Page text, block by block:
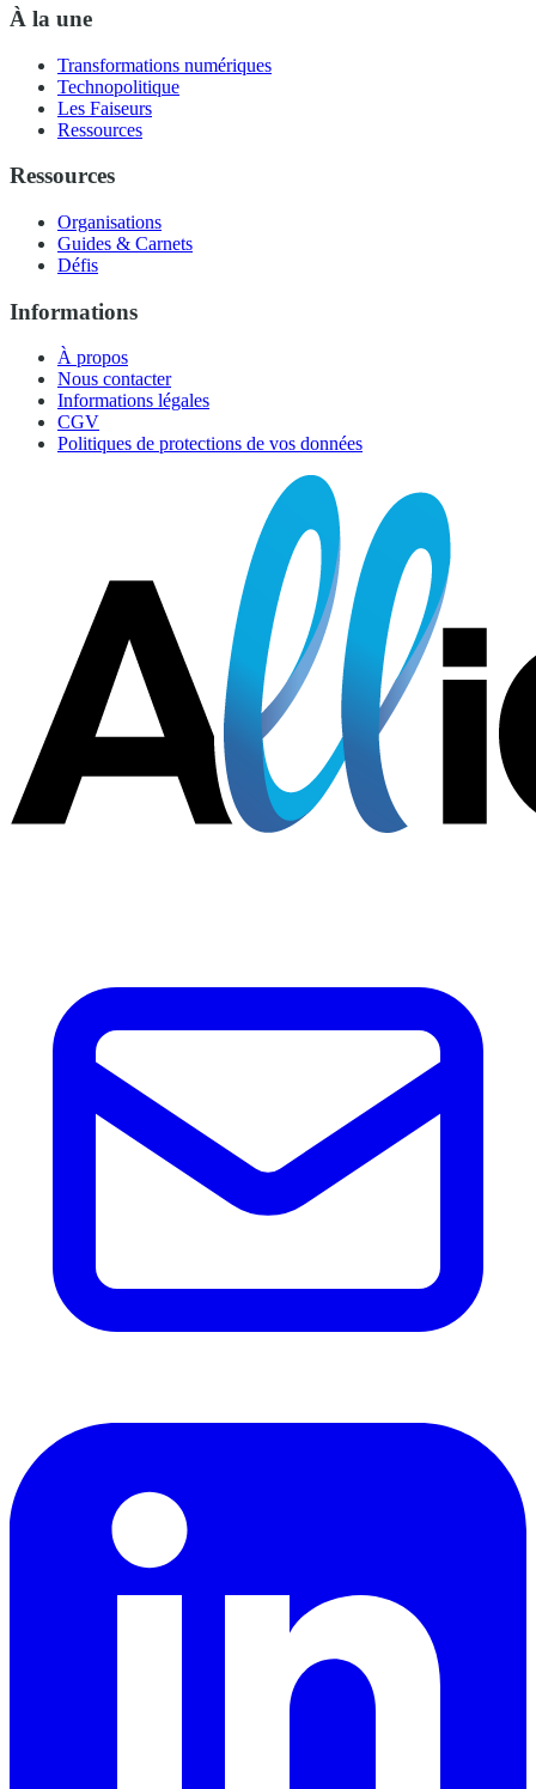
À la une
Transformations numériques
Technopolitique
Les Faiseurs
Ressources
Ressources
Organisations
Guides & Carnets
Défis
Informations
À propos
Nous contacter
Informations légales
CGV
Politiques de protections de vos données